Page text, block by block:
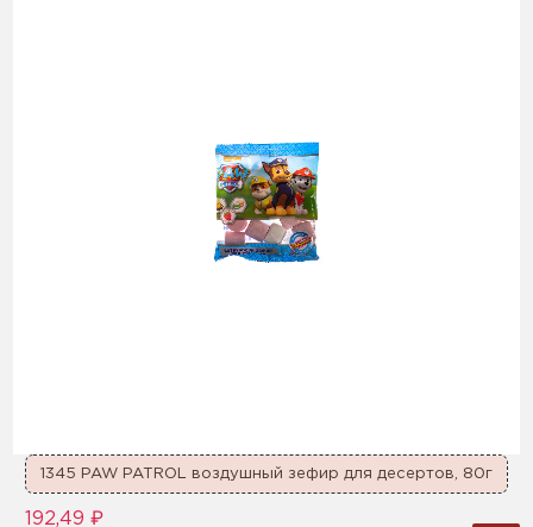
1345 PAW PATROL воздушный зефир для десертов, 80г
192,49 ₽